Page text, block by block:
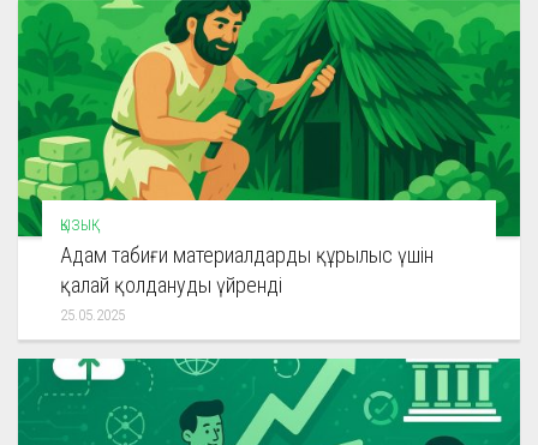
ҚЫЗЫҚ
Адам табиғи материалдарды құрылыс үшін
қалай қолдануды үйренді
25.05.2025